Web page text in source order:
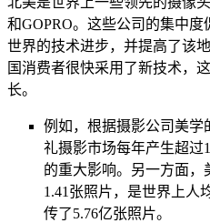
和GOPRO。这些公司的集中
世界的技术进步，并提高了该
国消费者很快采用了新技术，
长。
例如，根据摄影公司美学
礼摄影市场每年产生超过
的重大影响。另一方面
1.41张照片，是世界上人
传了5.76亿张照片。